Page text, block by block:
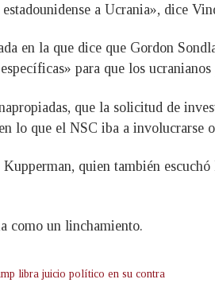
a Ucrania», dice
en la que dice que Gordon
para que los
que la solicitud de
lo que el NSC iba a involucrarse
quien también
como un linchamiento.
libra juicio político en su contra